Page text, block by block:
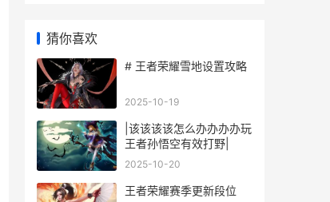
猜你喜欢
# 王者荣耀雪地设置攻略
2025-10-19
|该该该该怎么办办办办玩
王者孙悟空有效打野|
2025-10-20
王者荣耀赛季更新段位